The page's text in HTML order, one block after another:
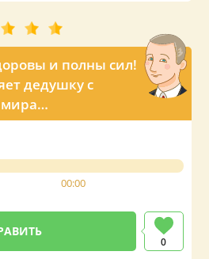
и полны сил!
дедушку с
00:00
0